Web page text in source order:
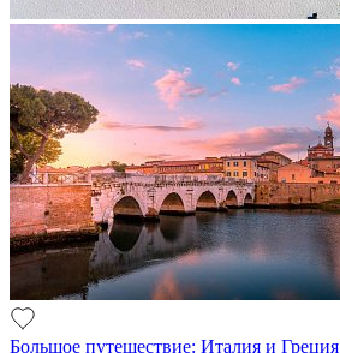
Большое путешествие: Италия и Греция